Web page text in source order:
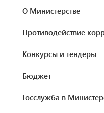
О Министерстве
Противодействие
Конкурсы и тендеры
Бюджет
Госслужба в